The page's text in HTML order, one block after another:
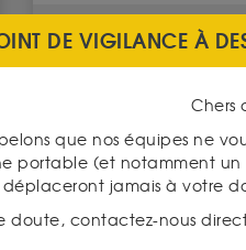
ACHAT
VOIR CE
DE VIGILANCE À
Chers
que nos équipes ne
portable (et notamment un
déplaceront jamais à votre
doute, contactez-nous